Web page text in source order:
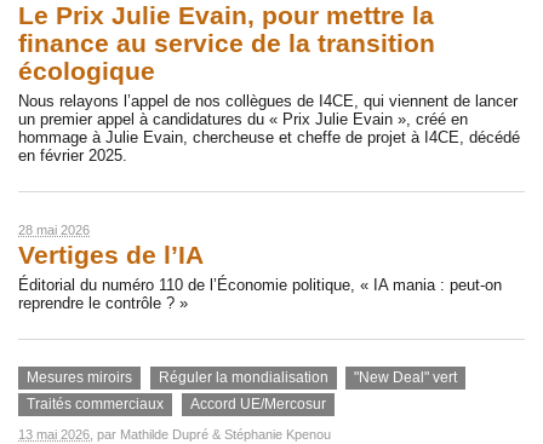
Le Prix Julie Evain, pour mettre la
finance au service de la transition
écologique
Nous relayons l’appel de nos collègues de I4CE, qui viennent de lancer
un premier appel à candidatures du « Prix Julie Evain », créé en
hommage à Julie Evain, chercheuse et cheffe de projet à I4CE, décédé
en février 2025.
28 mai 2026
Vertiges de l’IA
Éditorial du numéro 110 de l’Économie politique, « IA mania : peut-on
reprendre le contrôle ? »
Mesures miroirs Réguler la mondialisation
"New Deal" vert
Traités commerciaux
Accord UE/Mercosur
13 mai 2026, par Mathilde Dupré & Stéphanie Kpenou